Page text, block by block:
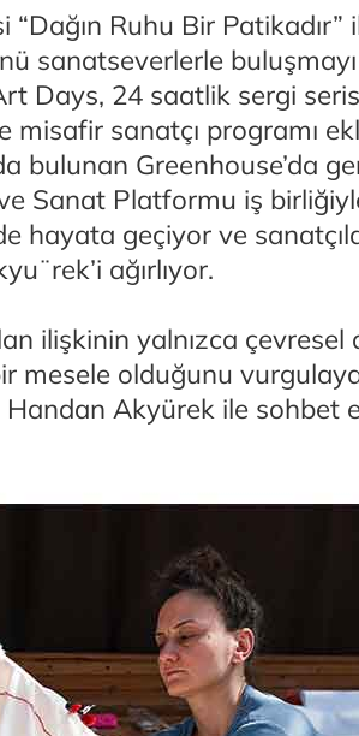
“Dağın Ruhu Bir
sanatseverlerle
Days, 24 saatlik sergi
misafir sanatçı programı
bulunan Greenhouse’da
Sanat Platformu iş
hayata geçiyor ve
ağırlıyor.
ilişkinin yalnızca çevresel
mesele olduğunu
Handan Akyürek ile sohbet